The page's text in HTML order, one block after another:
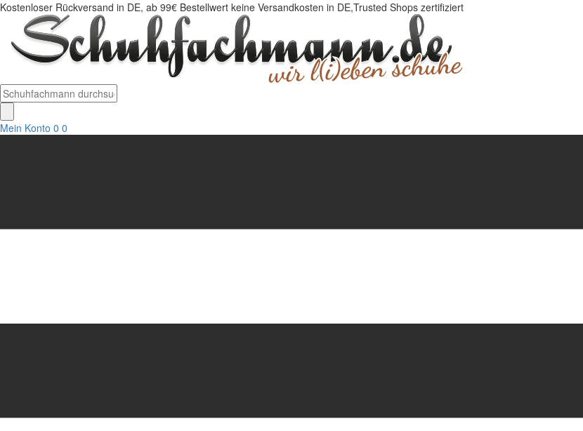
Kostenloser Rückversand in DE, ab 99€ Bestellwert keine Versandkosten in DE,Trusted Shops zertifiziert
Mein Konto 0 0